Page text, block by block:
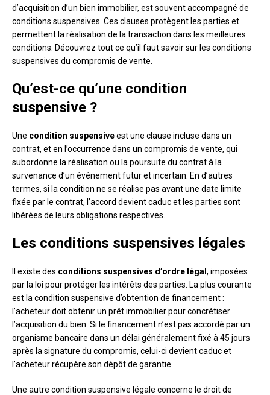
d’acquisition d’un bien immobilier, est souvent accompagné de
conditions suspensives. Ces clauses protègent les parties et
permettent la réalisation de la transaction dans les meilleures
conditions. Découvrez tout ce qu’il faut savoir sur les conditions
suspensives du compromis de vente.
Qu’est-ce qu’une condition
suspensive ?
Une condition suspensiveest une clause incluse dans un
contrat, et en l’occurrence dans un compromis de vente, qui
subordonne la réalisation ou la poursuite du contrat à la
survenance d’un événement futur et incertain. En d’autres
termes, si la condition ne se réalise pas avant une date limite
fixée par le contrat, l’accord devient caduc et les parties sont
libérées de leurs obligations respectives.
Les conditions suspensives légales
Il existe des conditions suspensives d’ordre légal , imposées
par la loi pour protéger les intérêts des parties. La plus courante
est la condition suspensive d’obtention de financement :
l’acheteur doit obtenir un prêt immobilier pour concrétiser
l’acquisition du bien. Si le financement n’est pas accordé par un
organisme bancaire dans un délai généralement fixé à 45 jours
après la signature du compromis, celui-ci devient caduc et
l’acheteur récupère son dépôt de garantie.
Une autre condition suspensive légale concerne le droit de